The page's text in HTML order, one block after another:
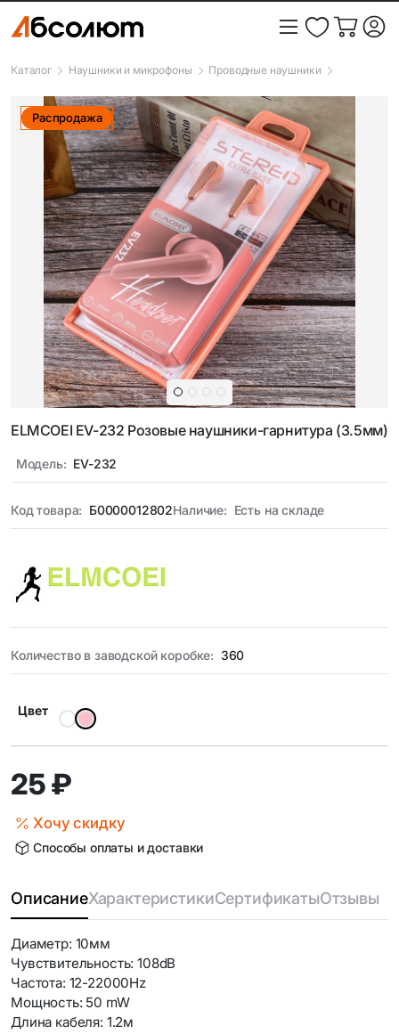
Каталог Наушники и микрофоны Проводные наушники
Распродажа
ELMCOEI EV-232 Розовые наушники-гарнитура (3.5мм)
Модель: EV-232
Код товара: Б0000012802Наличие: Есть на складе
Количество в заводской коробке: 360
Цвет
25 ₽
Хочу скидку
Способы оплаты и доставки
ОписаниеХарактеристикиСертификатыОтзывы
Диаметр: 10мм
Чувствительность: 108dB
Частота: 12-22000Hz
Мощность: 50 mW
Длина кабеля: 1.2м